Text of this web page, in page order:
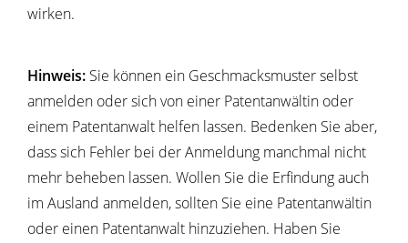
wirken.
Hinweis: Sie können ein Geschmacksmuster selbst
anmelden oder sich von einer Patentanwältin oder
einem Patentanwalt helfen lassen. Bedenken Sie aber,
dass sich Fehler bei der Anmeldung manchmal nicht
mehr beheben lassen. Wollen Sie die Erfindung auch
im Ausland anmelden, sollten Sie eine Patentanwältin
oder einen Patentanwalt hinzuziehen. Haben Sie